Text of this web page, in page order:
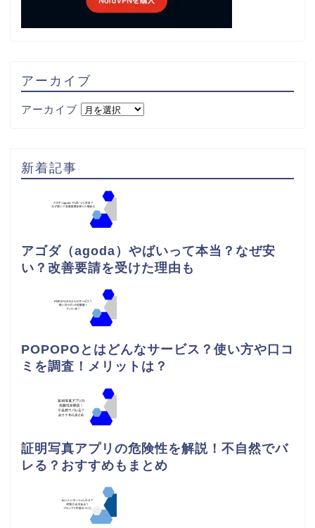
アーカイブ
アーカイブ
新着記事
アゴダ（agoda）やばいって本当？なぜ安
い？改善要請を受けた理由も
POPOPOとはどんなサービス？使い方や口コ
ミを調査！メリットは？
証明写真アプリの危険性を解説！不自然でバ
レる？おすすめもまとめ